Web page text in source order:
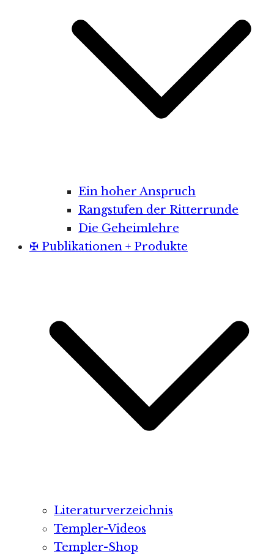
Ein hoher Anspruch
Rangstufen der Ritterrunde
Die Geheimlehre
✠ Publikationen + Produkte
Literaturverzeichnis
Templer-Videos
Templer-Shop